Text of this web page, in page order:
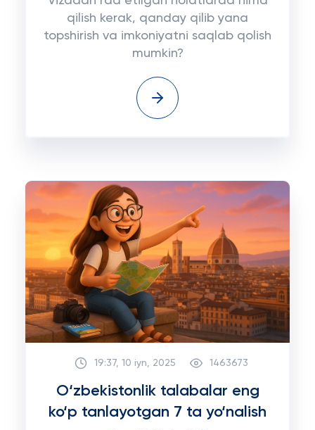
qilish kerak, qanday qilib yana
topshirish va imkoniyatni saqlab qolish
mumkin?
19:37, 10 iyn, 2025 1463673
O‘zbekistonlik talabalar eng
ko‘p tanlayotgan 7 ta yo‘nalish